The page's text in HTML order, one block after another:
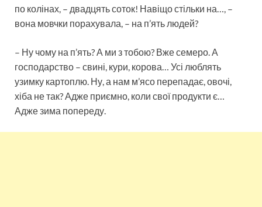
по колінах, – двадцять соток! Навіщо стільки на…, –
вона мовчки порахувала, – на п’ять людей?
– Ну чому на п’ять? А ми з тобою? Вже семеро. А
господарство – свині, кури, корова… Усі люблять
узимку картоплю. Ну, а нам м’ясо перепадає, овочі,
хіба не так? Адже приємно, коли свої продукти є…
Адже зима попереду.